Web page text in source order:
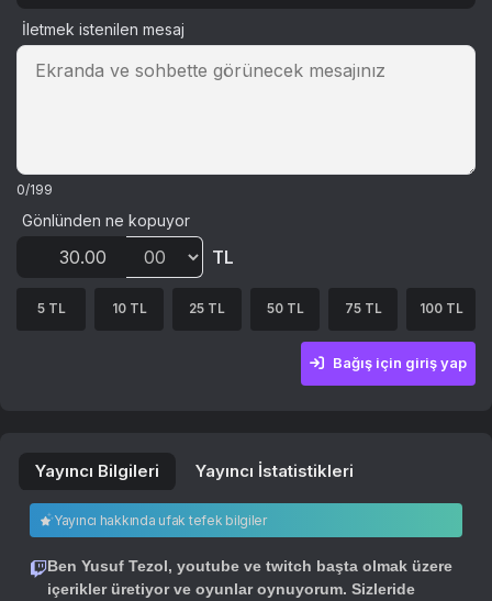
İletmek istenilen mesaj
0/199
Gönlünden ne kopuyor
TL
5 TL 10 TL 25 TL 50 TL
Bağış için giriş yap
Yayıncı Bilgileri Yayıncı İstatistikleri
Yayıncı hakkında ufak tefek bilgiler
Ben Yusuf Tezol, youtube ve twitch başta olmak üzere
içerikler üretiyor ve oyunlar oynuyorum. Sizleride